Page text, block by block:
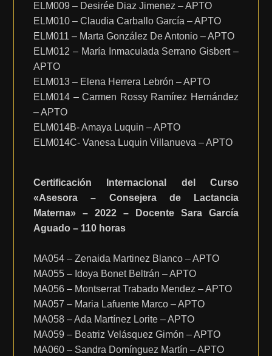
ELM009 – Desirée Diaz Jimenez – APTO
ELM010 – Claudia Carballo García – APTO
ELM011 – Marta González De Antonio – APTO
ELM012 – María Inmaculada Serrano Gisbert –
APTO
ELM013 – Elena Herrera Lebrón – APTO
ELM014 – Carmen Rossy Ramírez Hernández
– APTO
ELM014B- Amaya Luquin – APTO
ELM014C- Vanesa Luquin Villanueva – APTO
Certificación Internacional del Curso
«Asesora – Consejera de Lactancia
Materna» – 2022 – Docente Sara García
Aguado – 110 horas
MA054 – Zenaida Martinez Blanco – APTO
MA055 – Idoya Bonet Beltrán – APTO
MA056 – Montserrat Trabado Mendez – APTO
MA057 – Maria Lafuente Marco – APTO
MA058 – Ada Martínez Lorite – APTO
MA059 – Beatriz Velásquez Gimón – APTO
MA060 – Sandra Domínguez Martín – APTO